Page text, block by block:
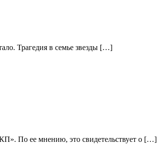
Трагедия в семье звезды […]
По ее мнению, это свидетельствует о […]